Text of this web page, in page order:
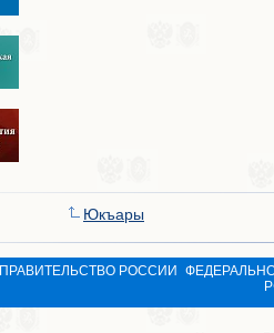
Юкъары
ПРАВИТЕЛЬСТВО РОССИИ